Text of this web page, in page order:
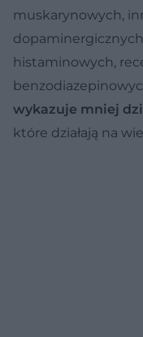
muskarynowych,
histaminowych,
wykazuje mniej
które działają na